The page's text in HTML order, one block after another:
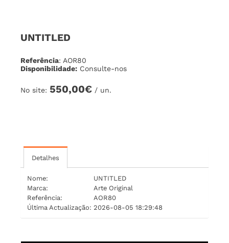
UNTITLED
Referência: AOR80
Disponibilidade: Consulte-nos
No site: 550,00€ / un.
Detalhes
Nome:
UNTITLED
Marca:
Arte Original
Referência:
AOR80
Última Actualização: 2026-08-05 18:29:48